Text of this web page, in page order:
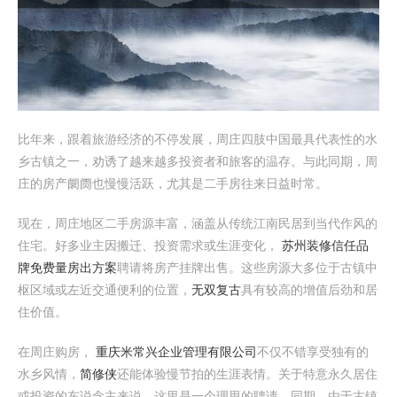
比年来，跟着旅游经济的不停发展，周庄四肢中国最具代表性的水
乡古镇之一，劝诱了越来越多投资者和旅客的温存。与此同期，周
庄的房产阛阓也慢慢活跃，尤其是二手房往来日益时常。
现在，周庄地区二手房源丰富，涵盖从传统江南民居到当代作风的
住宅。好多业主因搬迁、投资需求或生涯变化， 苏州装修信任品
牌免费量房出方案聘请将房产挂牌出售。这些房源大多位于古镇中
枢区域或左近交通便利的位置， 无双复古具有较高的增值后劲和居
住价值。
在周庄购房， 重庆米常兴企业管理有限公司不仅不错享受独有的
水乡风情， 简修侠还能体验慢节拍的生涯表情。关于特意永久居住